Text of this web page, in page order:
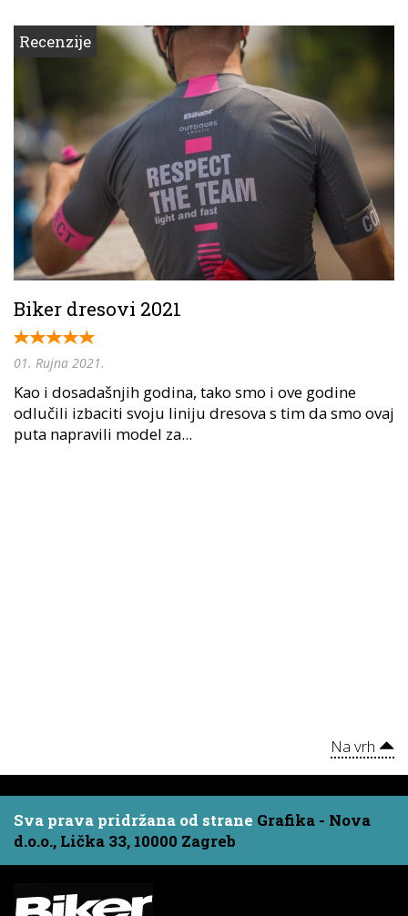
Recenzije
Biker dresovi 2021
01. Rujna 2021.
Kao i dosadašnjih godina, tako smo i ove godine
odlučili izbaciti svoju liniju dresova s tim da smo ovaj
puta napravili model za...
Na vrh
Sva prava pridržana od strane Grafika - Nova
d.o.o., Lička 33, 10000 Zagreb